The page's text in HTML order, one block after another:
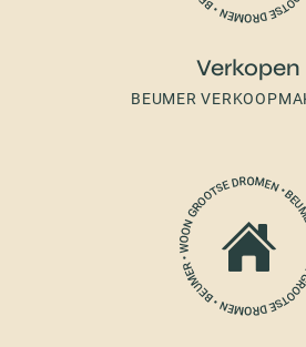
Verkopen
BEUMER